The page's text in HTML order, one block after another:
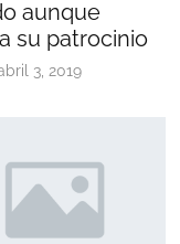
aunque
su patrocinio
3, 2019